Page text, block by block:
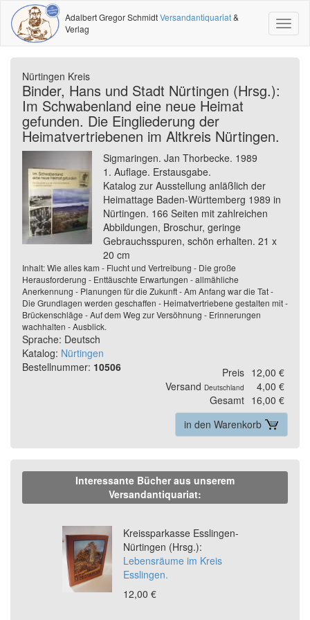
Adalbert Gregor SchmidtVersandantiquariat&
Verlag
Nürtingen Kreis
Binder, Hans und Stadt Nürtingen (Hrsg.):
Im Schwabenland eine neue Heimat
gefunden. Die Eingliederung der
Heimatvertriebenen im Altkreis Nürtingen.
Sigmaringen. Jan Thorbecke. 1989
1. Auflage. Erstausgabe.
Katalog zur Ausstellung anläßlich der
Heimattage Baden-Württemberg 1989 in
Nürtingen. 166 Seiten mit zahlreichen
Abbildungen, Broschur, geringe
Gebrauchsspuren, schön erhalten. 21 x
20 cm
Inhalt: Wie alles kam - Flucht und Vertreibung - Die große
Herausforderung - Enttäuschte Erwartungen - allmähliche
Anerkennung - Planungen für die Zukunft - Am Anfang war die Tat -
Die Grundlagen werden geschaffen - Heimatvertriebene gestalten mit -
Brückenschläge - Auf dem Weg zur Versöhnung - Erinnerungen
wachhalten - Ausblick.
Sprache: Deutsch
Katalog: Nürtingen
Bestellnummer: 10506 Preis 12,00 €
Versand Deutschland
4,00 €
Gesamt 16,00 €
in den Warenkorb
Interessante Bücher aus unserem
Versandantiquariat:
Kreissparkasse Esslingen-
Nürtingen (Hrsg.):
Lebensräume im Kreis
Esslingen.
12,00 €
Previous